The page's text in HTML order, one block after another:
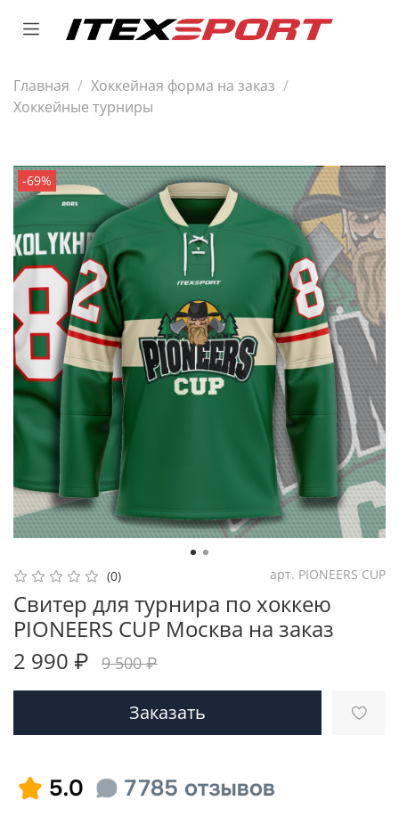
Главная
Хоккейная форма на заказ
Хоккейные турниры
-69%
(0) арт. PIONEERS CUP
Свитер для турнира по хоккею
PIONEERS CUP Москва на заказ
2 990 ₽
9 500 ₽
Заказать